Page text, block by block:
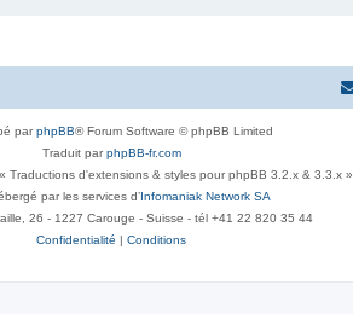
parphpBB® Forum Software © phpBB Limited
Traduit parphpBB-fr.com
Traductions d'extensions & styles pour phpBB 3.2.x & 3.3.x »
par les services d’Infomaniak Network SA
26 - 1227 Carouge - Suisse - tél +41 22 820 35 44
Confidentialité | Conditions